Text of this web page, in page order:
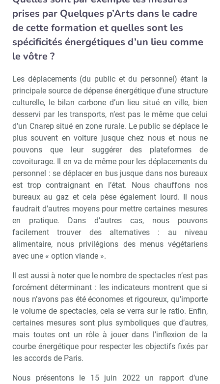
prises par Quelques p’Arts dans le cadre
de cette formation et quelles sont les
spécificités énergétiques d’un lieu comme
le vôtre ?
Les déplacements (du public et du personnel) étant la
principale source de dépense énergétique d’une structure
culturelle, le bilan carbone d’un lieu situé en ville, bien
desservi par les transports, n’est pas le même que celui
d’un Cnarep situé en zone rurale. Le public se déplace le
plus souvent en voiture jusque chez nous et nous ne
pouvons que leur suggérer des plateformes de
covoiturage. Il en va de même pour les déplacements du
personnel : se déplacer en bus jusque dans nos bureaux
est trop contraignant en l’état. Nous chauffons nos
bureaux au gaz et cela pèse également lourd. Il nous
faudrait d’autres moyens pour mettre certaines mesures
en pratique. Dans d’autres cas, nous pouvons
facilement trouver des alternatives : au niveau
alimentaire, nous privilégions des menus végétariens
avec une « option viande ».
Il est aussi à noter que le nombre de spectacles n’est pas
forcément déterminant : les indicateurs montrent que si
nous n’avons pas été économes et rigoureux, qu’importe
le volume de spectacles, cela se verra sur le ratio. Enfin,
certaines mesures sont plus symboliques que d’autres,
mais toutes ont un rôle à jouer dans l’inflexion de la
courbe énergétique pour respecter les objectifs fixés par
les accords de Paris.
Nous présentons le 15 juin 2022 un rapport d’une
Recevoir Culture Matin
Valider
Non merci, je reçois déjà
Je déciderai plus
tard